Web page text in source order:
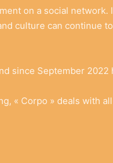
on a social
culture can continue
since September
« Corpo » deals with